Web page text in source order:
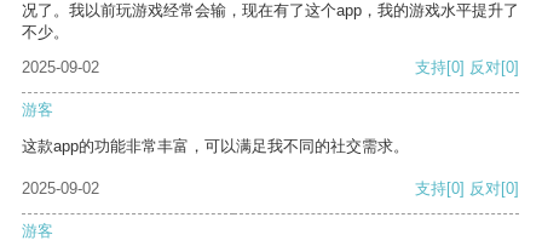
况了。我以前玩游戏经常会输，现在有了这个app，我的游戏水平提升了
不少。
2025-09-02
支持[0] 反对[0]
游客
这款app的功能非常丰富，可以满足我不同的社交需求。
2025-09-02 支持[0] 反对[0]
游客